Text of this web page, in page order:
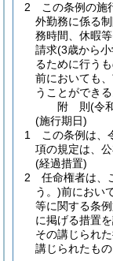
2
この条例の施
外勤務に係る
務時間、休暇
請求(3歳から
るために行う
前においても
うことができる
附 則(令
(施行期日)
1
この条例は、
項の規定は、
(経過措置)
2
任命権者は、
う。)前におい
等に関する条
に掲げる措置
その講じられ
講じられたもの